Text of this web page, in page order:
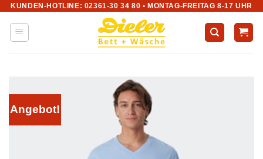
Zum
Inhalt
springen
KUNDEN-HOTLINE: 02361-30 34 80 • MONTAG-FREITAG 8-17 UHR
Angebot!